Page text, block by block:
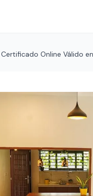
Online Válido